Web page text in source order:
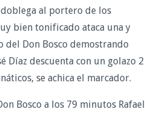
al portero de los
bien tonificado ataca una y
del Don Bosco demostrando
Díaz descuenta con un golazo 2
se achica el marcador.
Bosco a los 79 minutos Rafael